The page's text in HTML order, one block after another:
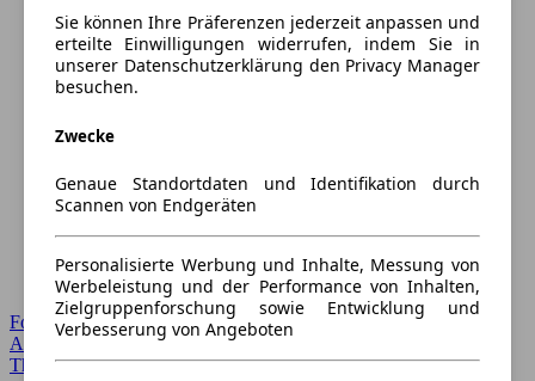
Forum Startseite
Alle Auto-Foren
Themen-Forum
Sie können Ihre Präferenzen jederzeit anpassen und
erteilte Einwilligungen widerrufen, indem Sie in
unserer Datenschutzerklärung den Privacy Manager
besuchen.
Zwecke
Genaue Standortdaten und Identifikation durch
Scannen von Endgeräten
Personalisierte Werbung und Inhalte, Messung von
Werbeleistung und der Performance von Inhalten,
Zielgruppenforschung sowie Entwicklung und
Verbesserung von Angeboten